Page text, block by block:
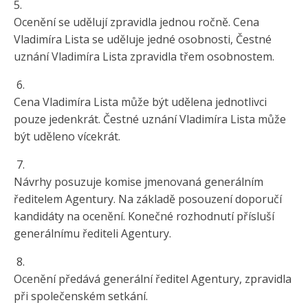
5.
Ocenění se udělují zpravidla jednou ročně. Cena
Vladimíra Lista se uděluje jedné osobnosti, Čestné
uznání Vladimíra Lista zpravidla třem osobnostem.
6.
Cena Vladimíra Lista může být udělena jednotlivci
pouze jedenkrát. Čestné uznání Vladimíra Lista může
být uděleno vícekrát.
7.
Návrhy posuzuje komise jmenovaná generálním
ředitelem Agentury. Na základě posouzení doporučí
kandidáty na ocenění. Konečné rozhodnutí přísluší
generálnímu řediteli Agentury.
8.
Ocenění předává generální ředitel Agentury, zpravidla
při společenském setkání.